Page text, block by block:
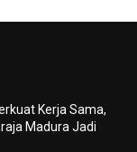
Kerja Sama,
Madura Jadi